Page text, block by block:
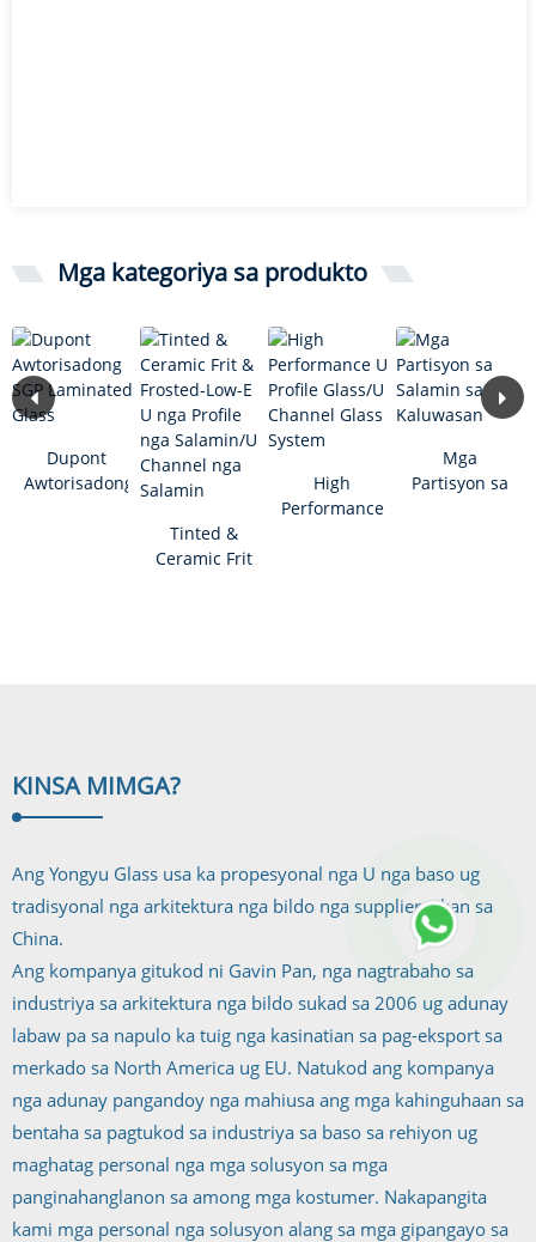
Mga kategoriya sa produkto
Dupont
Awtorisadong
Tinted &
Ceramic Frit
High
Performance
Mga
Partisyon sa
KINSA MIMGA?
Ang Yongyu Glass usa ka propesyonal nga U nga baso ug
tradisyonal nga arkitektura nga bildo nga supplier gikan sa
China.
Ang kompanya gitukod ni Gavin Pan, nga nagtrabaho sa
industriya sa arkitektura nga bildo sukad sa 2006 ug adunay
labaw pa sa napulo ka tuig nga kasinatian sa pag-eksport sa
merkado sa North America ug EU. Natukod ang kompanya
nga adunay pangandoy nga mahiusa ang mga kahinguhaan sa
bentaha sa pagtukod sa industriya sa baso sa rehiyon ug
maghatag personal nga mga solusyon sa mga
panginahanglanon sa among mga kostumer. Nakapangita
kami mga personal nga solusyon alang sa mga gipangayo sa